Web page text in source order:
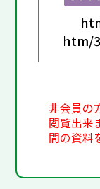
htm/
非会員の
閲覧出来
間の資料